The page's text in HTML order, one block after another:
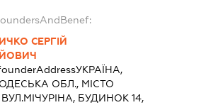
СЕРГІЙ
УКРАЇНА,
ОБЛ., МІСТО
ВУЛ.МІЧУРІНА, БУДИНОК 14,